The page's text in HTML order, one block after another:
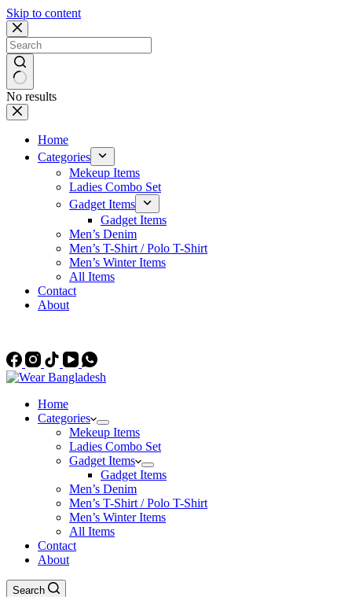
Skip to content
No results
Home
Categories
Mekeup Items
Ladies Combo Set
Gadget Items
Gadget Items
Men’s Denim
Men’s T-Shirt / Polo T-Shirt
Men’s Winter Items
All Items
Contact
About
Home
Categories
Mekeup Items
Ladies Combo Set
Gadget Items
Gadget Items
Men’s Denim
Men’s T-Shirt / Polo T-Shirt
Men’s Winter Items
All Items
Contact
About
Search